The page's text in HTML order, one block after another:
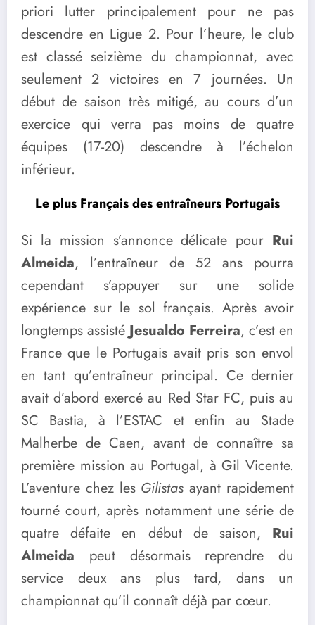
priori lutter principalement pour ne pas
descendre en Ligue 2. Pour l’heure, le club
est classé seizième du championnat, avec
seulement 2 victoires en 7 journées. Un
début de saison très mitigé, au cours d’un
exercice qui verra pas moins de quatre
équipes (17-20) descendre à l’échelon
inférieur.
Le plus Français des entraîneurs Portugais
Si la mission s’annonce délicate pour Rui
Almeida, l’entraîneur de 52 ans pourra
cependant s’appuyer sur une solide
expérience sur le sol français. Après avoir
longtemps assisté Jesualdo Ferreira, c’est en
France que le Portugais avait pris son envol
en tant qu’entraîneur principal. Ce dernier
avait d’abord exercé au Red Star FC, puis au
SC Bastia, à l’ESTAC et enfin au Stade
Malherbe de Caen, avant de connaître sa
première mission au Portugal, à Gil Vicente.
L’aventure chez les Gilistas ayant rapidement
tourné court, après notamment une série de
quatre défaite en début de saison, Rui
Almeida peut désormais reprendre du
service deux ans plus tard, dans un
championnat qu’il connaît déjà par cœur.